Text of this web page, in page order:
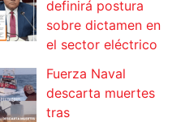
definirá postura
sobre dictamen en
el sector eléctrico
Fuerza Naval
descarta muertes
tras